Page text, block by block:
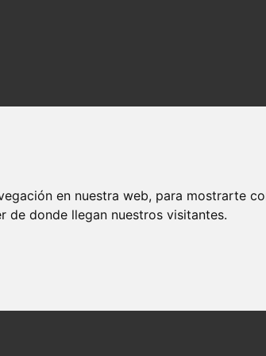
en nuestra web, para mostrarte
de donde llegan nuestros visitantes.